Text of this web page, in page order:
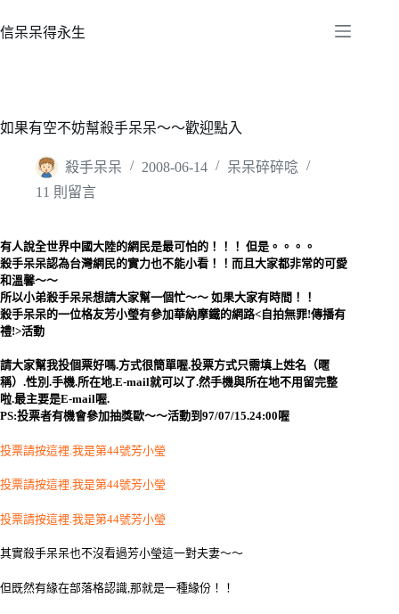
至
容
信呆呆得永生
如果有空不妨幫殺手呆呆～～歡迎點入
殺手呆呆 2008-06-14
呆呆碎碎唸
11 則留言
有人說全世界中國大陸的網民是最可怕的！！！ 但是。。。。
殺手呆呆認為台灣網民的實力也不能小看！！而且大家都非常的可愛
和溫馨～～
所以小弟殺手呆呆想請大家幫一個忙～～ 如果大家有時間！！
殺手呆呆的一位格友芳小瑩有參加華納摩鐵的網路<自拍無罪!傳播有
禮!>活動
請大家幫我投個票好嗎.方式很簡單喔.投票方式只需填上姓名（暱
稱）.性別.手機.所在地.E-mail就可以了.然手機與所在地不用留完整
啦.最主要是E-mail喔.
PS:投票者有機會參加抽獎歐～～活動到97/07/15.24:00喔
投票請按這裡.我是第44號芳小瑩
投票請按這裡.我是第44號芳小瑩
投票請按這裡.我是第44號芳小瑩
其實殺手呆呆也不沒看過芳小瑩這一對夫妻～～
但既然有緣在部落格認識,那就是一種緣份！！